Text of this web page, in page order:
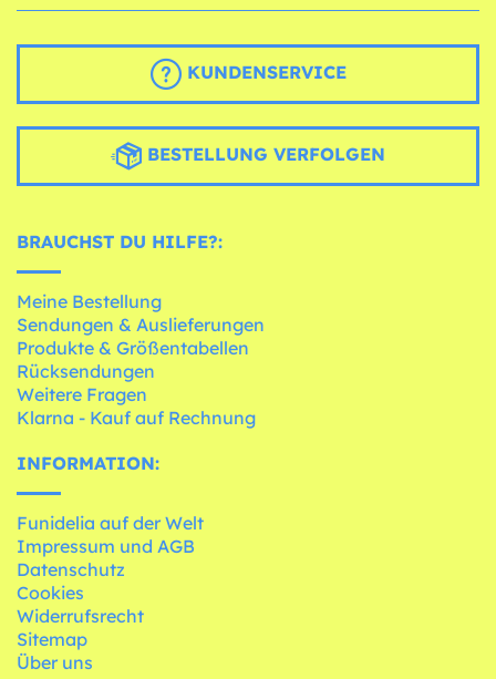
KUNDENSERVICE
BESTELLUNG VERFOLGEN
BRAUCHST DU HILFE?:
Meine Bestellung
Sendungen & Auslieferungen
Produkte & Größentabellen
Rücksendungen
Weitere Fragen
Klarna - Kauf auf Rechnung
INFORMATION:
Funidelia auf der Welt
Impressum und AGB
Datenschutz
Cookies
Widerrufsrecht
Sitemap
Über uns